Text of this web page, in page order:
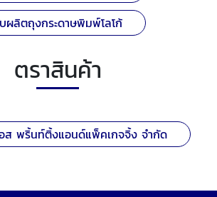
ผลิตถุงกระดาษพิมพ์โลโก้
ตราสินค้า
ส พริ้นท์ติ้งแอนด์แพ็คเกจจิ้ง จำกัด